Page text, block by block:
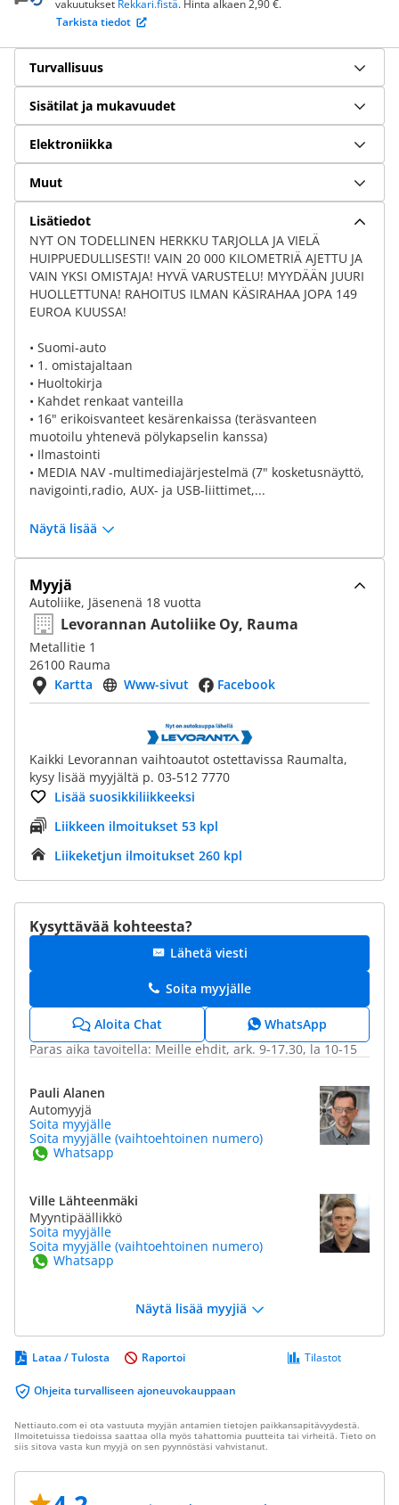
vakuutukset Rekkari.fistä. Hinta alkaen 2,90 €.
Tarkista tiedot
Turvallisuus
Sisätilat ja mukavuudet
Elektroniikka
Muut
Lisätiedot
NYT ON TODELLINEN HERKKU TARJOLLA JA VIELÄ
HUIPPUEDULLISESTI! VAIN 20 000 KILOMETRIÄ AJETTU JA
VAIN YKSI OMISTAJA! HYVÄ VARUSTELU! MYYDÄÄN JUURI
HUOLLETTUNA! RAHOITUS ILMAN KÄSIRAHAA JOPA 149
EUROA KUUSSA!
• Suomi-auto
• 1. omistajaltaan
• Huoltokirja
• Kahdet renkaat vanteilla
• 16" erikoisvanteet kesärenkaissa (teräsvanteen
muotoilu yhtenevä pölykapselin kanssa)
• Ilmastointi
• MEDIA NAV -multimediajärjestelmä (7" kosketusnäyttö,
navigointi,radio, AUX- ja USB-liittimet,...
Näytä lisää
Myyjä
Autoliike, Jäsenenä 18 vuotta
Levorannan Autoliike Oy, Rauma
Metallitie 1
26100 Rauma
Kartta
Www-sivut Facebook
Kaikki Levorannan vaihtoautot ostettavissa Raumalta,
kysy lisää myyjältä p. 03-512 7770
Lisää suosikkiliikkeeksi
Liikkeen ilmoitukset 53 kpl
Liikeketjun ilmoitukset 260 kpl
Kysyttävää kohteesta?
Lähetä viesti
Soita myyjälle
Aloita Chat
WhatsApp
Paras aika tavoitella: Meille ehdit, ark. 9-17.30, la 10-15
Pauli Alanen
Automyyjä
Soita myyjälle
Soita myyjälle (vaihtoehtoinen numero)
Whatsapp
Ville Lähteenmäki
Myyntipäällikkö
Soita myyjälle
Soita myyjälle (vaihtoehtoinen numero)
Whatsapp
Näytä lisää myyjiä
Lataa / Tulosta
Ohjeita turvalliseen ajoneuvokauppaan
Tilastot
Raportoi
Nettiauto.com ei ota vastuuta myyjän antamien tietojen paikkansapitävyydestä.
Ilmoitetuissa tiedoissa saattaa olla myös tahattomia puutteita tai virheitä. Tieto on
siis sitova vasta kun myyjä on sen pyynnöstäsi vahvistanut.